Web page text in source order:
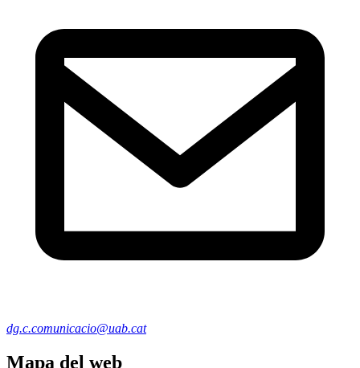
dg.c.comunicacio@uab.cat
Mapa del web